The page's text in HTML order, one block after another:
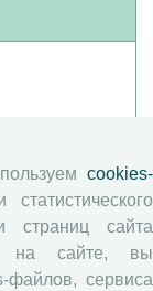
cookies-
сайта
на сайте, вы
файлов, сервиса